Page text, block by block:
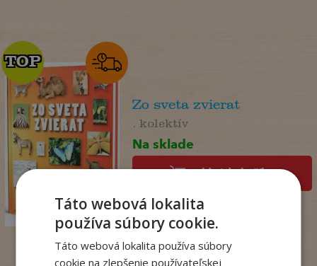
7,95€
TOP
TOP
Zo sveta zvierat
. kolektív
Na sklade
pridať do košíka
Táto webová lokalita
používa súbory cookie.
Táto webová lokalita používa súbory
cookie na zlepšenie používateľskej